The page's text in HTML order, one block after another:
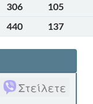
306
105
440 137
Στείλετε